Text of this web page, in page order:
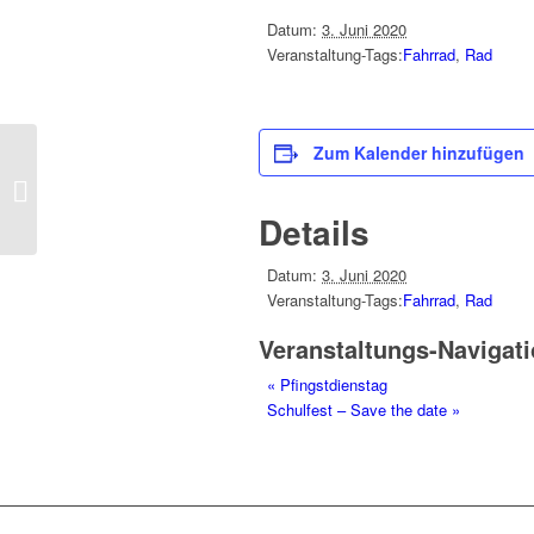
Datum: 3. Juni 2020
Veranstaltung-Tags:Fahrrad, Rad
Zum Kalender hinzufügen
Details
Datum: 3. Juni 2020
Veranstaltung-Tags:Fahrrad, Rad
Veranstaltungs-
« Pfingstdienstag
Schulfest – Save the date »